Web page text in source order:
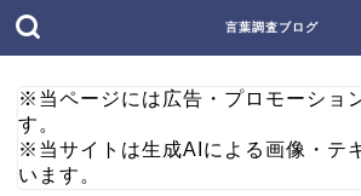
言葉調査ブログ
※当ページには広告・プロモーショ
す。
※当サイトは生成AIによる画像・テ
います。